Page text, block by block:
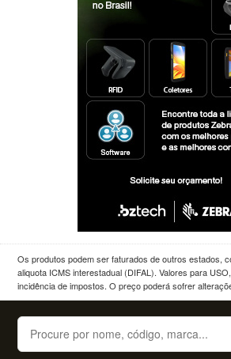
Os produtos podem ser faturados de outros estados,
aliquota ICMS interestadual (DIFAL). Valores para
incidência de impostos. O preço poderá sofrer
Buscar